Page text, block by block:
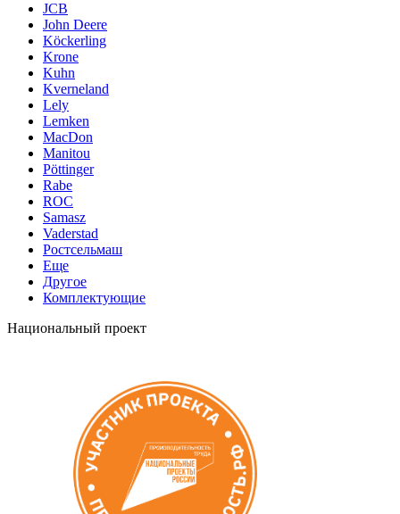
JCB
John Deere
Köckerling
Krone
Kuhn
Kverneland
Lely
Lemken
MacDon
Manitou
Pöttinger
Rabe
ROC
Samasz
Vaderstad
Ростсельмаш
Еще
Другое
Комплектующие
Национальный проект